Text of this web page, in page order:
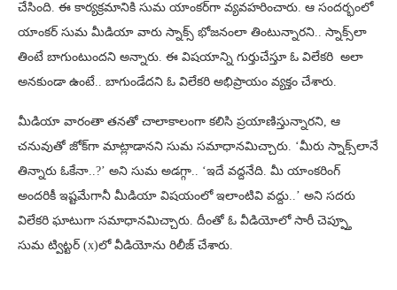
చేసింది. ఈ కార్యక్రమానికి సుమ యాంకర్‌గా వ్యవహరించారు. ఆ సందర్భంలో
యాంకర్ సుమ మీడియా వారు స్నాక్స్‌ భోజనంలా తింటున్నారని.. స్నాక్స్‌లా
తింటే బాగుంటుందని అన్నారు. ఈ విషయాన్ని గుర్తుచేస్తూ ఓ విలేకరి అలా
అనకుండా ఉంటే.. బాగుండేదని ఓ విలేకరి అభిప్రాయం వ్యక్తం చేశారు.
మీడియా వారంతా తనతో చాలాకాలంగా కలిసి ప్రయాణిస్తున్నారని, ఆ
చనువుతో జోక్‌గా మాట్లాడానని సుమ సమాధానమిచ్చారు. ‘మీరు స్నాక్స్‌లానే
తిన్నారు ఓకేనా..?’ అని సుమ అడగ్గా.. ‘ఇదే వద్దనేది. మీ యాంకరింగ్
అందరికీ ఇష్టమేగానీ మీడియా విషయంలో ఇలాంటివి వద్దు..’ అని సదరు
విలేకరి ఘాటుగా సమాధానమిచ్చారు. దీంతో ఓ వీడియోలో సారీ చెప్ప్తూ
సుమ ట్విట్టర్ (x)లో వీడియోను రిలీజ్ చేశారు.